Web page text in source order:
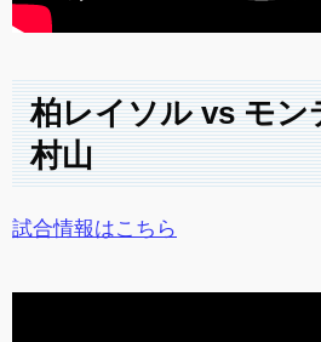
柏レイソル vs モン
村山
試合情報はこちら